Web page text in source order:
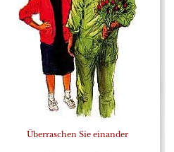
Überraschen Sie einander